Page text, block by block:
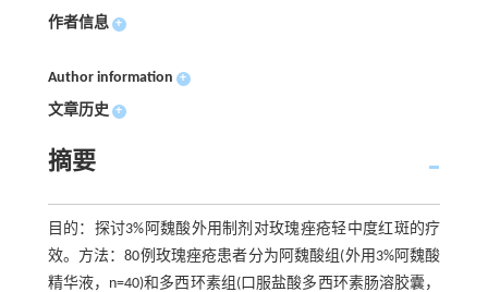
作者信息 +
Author information +
文章历史 +
摘要
目的：探讨3%阿魏酸外用制剂对玫瑰痤疮轻中度红斑的疗
效。方法：80例玫瑰痤疮患者分为阿魏酸组(外用3%阿魏酸
精华液，n=40)和多西环素组(口服盐酸多西环素肠溶胶囊，